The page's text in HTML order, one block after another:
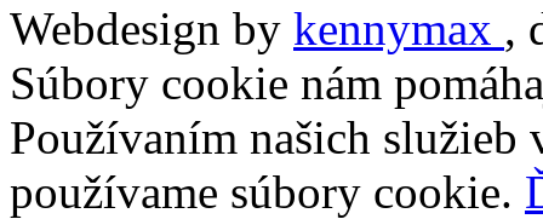
Webdesign by kennymax ,
Súbory cookie nám
Používaním našich služieb
používame súbory cookie.